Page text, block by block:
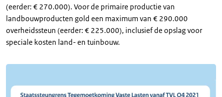
(eerder: € 270.000). Voor de primaire productie van
landbouwproducten gold een maximum van € 290.000
overheidssteun (eerder: € 225.000), inclusief de opslag voor
speciale kosten land- en tuinbouw.